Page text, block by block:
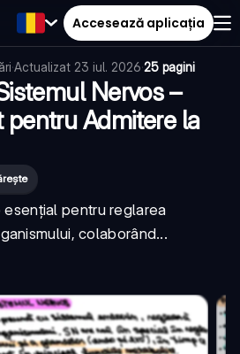
Accesează aplicația
·Actualizat 23 iul. 2026·25 pagini
Nervos –
pentru Admitere la
pentru reglarea
colaborând...